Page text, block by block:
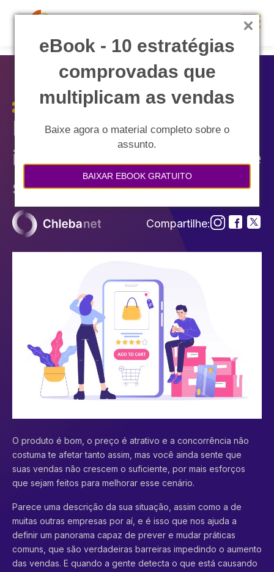
eBook - 10 estratégias
comprovadas que
multiplicam as vendas
Baixe agora o material completo sobre o
assunto.
BAIXAR EBOOK GRATUITO
Elimine as barreiras que
impedem o crescimento de
suas vendas
Compartilhe:
O produto é bom, o preço é atrativo e a concorrência não
costuma te afetar tanto assim, mas você ainda sente que
suas vendas não crescem o suficiente, por mais esforços
que sejam feitos para melhorar esse cenário.
Parece uma descrição da sua situação, assim como a de
muitas outras empresas por aí, e é isso que nos ajuda a
definir um panorama capaz de prever e mudar práticas
comuns, que são verdadeiras barreiras impedindo o aumento
das vendas. E quando a gente detecta o que está causando